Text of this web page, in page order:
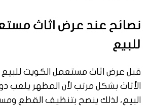
نصائح عند عرض اثاث
للبيع
قبل عرض اثاث مستعمل الكويت
الأثاث بشكل مرتب لأن المظهر يلعب
البيع، لذلك ينصح بتنظيف القطع